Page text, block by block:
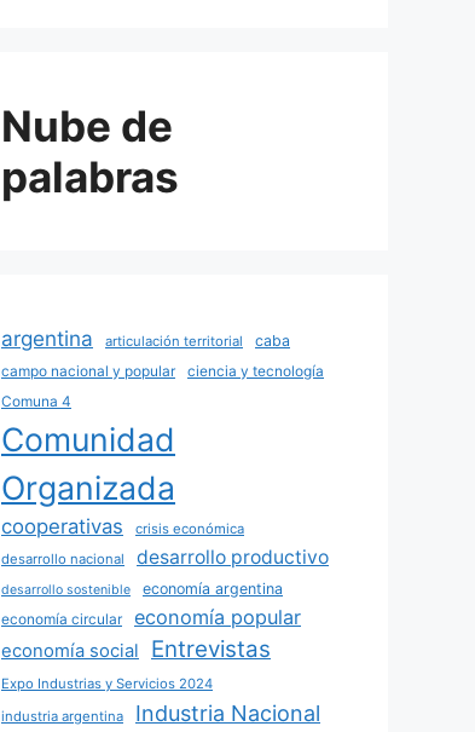
Nube de
palabras
argentina articulación territorial
caba
campo nacional y popular
ciencia y tecnología
Comuna 4
Comunidad
Organizada
cooperativas
crisis económica
desarrollo nacional
desarrollo productivo
desarrollo sostenible
economía argentina
economía circular
economía popular
economía social Entrevistas
Expo Industrias y Servicios 2024
industria argentina
Industria Nacional